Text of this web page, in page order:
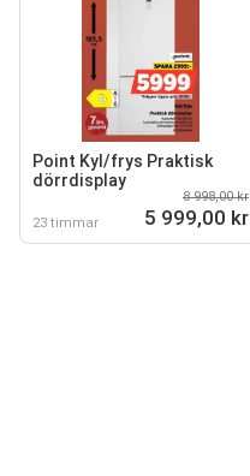
Point Kyl/frys Praktisk
dörrdisplay
23 timmar
8 998,00 kr
5 999,00 kr